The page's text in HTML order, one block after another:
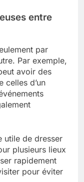
entre
par
Par exemple,
avoir des
celles d’un
utile de dresser
plusieurs lieux
rapidement
pour éviter